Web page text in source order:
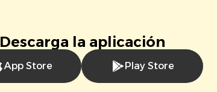
Descarga la aplicación
App Store Play Store